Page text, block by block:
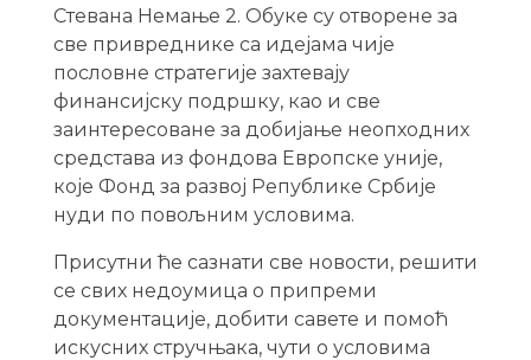
Стевана Немање 2. Обуке су отворене за
све привреднике са идејама чије
пословне стратегије захтевају
финансијску подршку, као и све
заинтересоване за добијање неопходних
средстава из фондова Европске уније,
које Фонд за развој Републике Србије
нуди по повољним условима.
Присутни ће сазнати све новости, решити
се свих недоумица о припреми
документације, добити савете и помоћ
искусних стручњака, чути о условима